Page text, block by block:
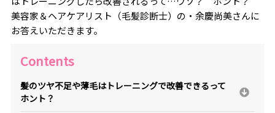
美容家＆ヘアケアリスト（毛髪診断士）の・余慶尚美さんに
お答えいただきます。
Contents
髪のツヤ不足や薄毛はトレーニングで改善できるって
ホント？